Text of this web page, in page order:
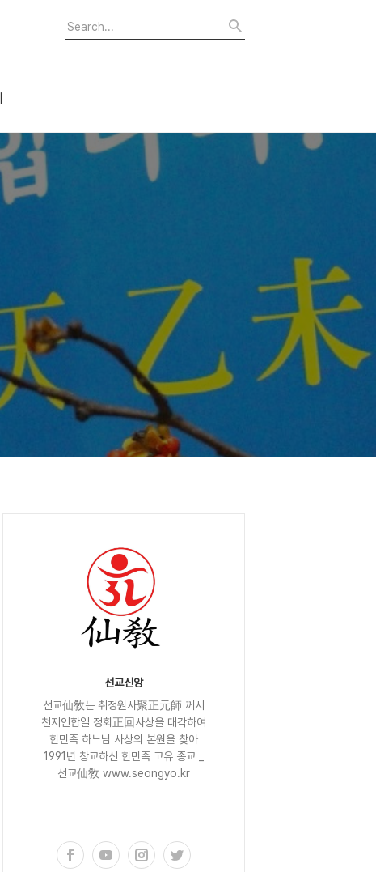
선교신앙
선교仙敎는 취정원사聚正元師 께서
천지인합일 정회正回사상을 대각하여
한민족 하느님 사상의 본원을 찾아
1991년 창교하신 한민족 고유 종교 _
선교仙敎 www.seongyo.kr